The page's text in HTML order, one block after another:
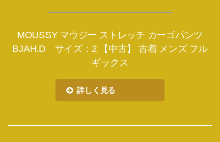
MOUSSY マウジー ストレッチ カーゴパンツ
BJAH.D サイズ：2 【中古】 古着 メンズ フル
ギックス
詳しく見る